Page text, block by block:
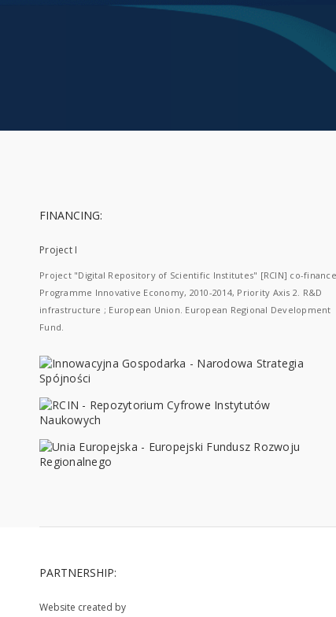
FINANCING:
Project I
Project "Digital Repository of Scientific Institutes" [RCIN] co-
Programme Innovative Economy, 2010-2014, Priority Axis 2. R&D
infrastructure ; European Union. European Regional Development
Fund.
PARTNERSHIP:
Website created by